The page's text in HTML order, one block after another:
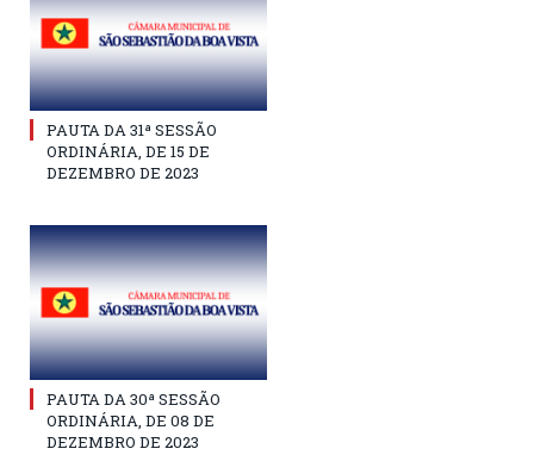
PAUTA DA 31ª SESSÃO
ORDINÁRIA, DE 15 DE
DEZEMBRO DE 2023
PAUTA DA 30ª SESSÃO
ORDINÁRIA, DE 08 DE
DEZEMBRO DE 2023